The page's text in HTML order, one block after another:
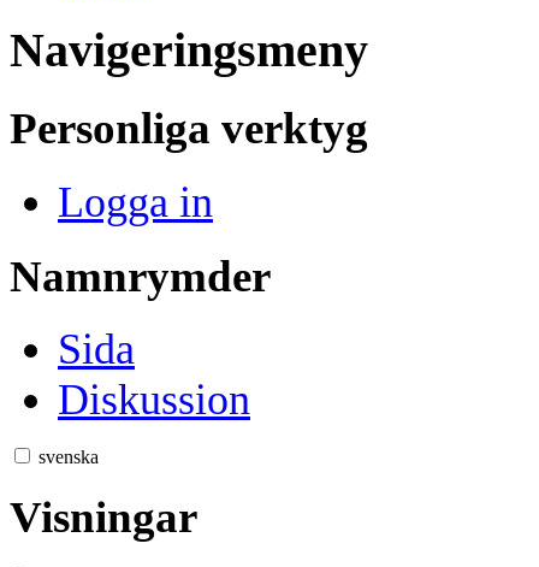
Navigeringsmeny
Personliga verktyg
Logga in
Namnrymder
Sida
Diskussion
svenska
Visningar